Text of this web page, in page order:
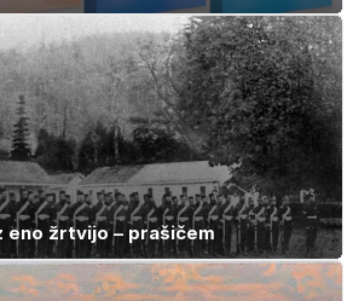
žrtvijo – prašičem